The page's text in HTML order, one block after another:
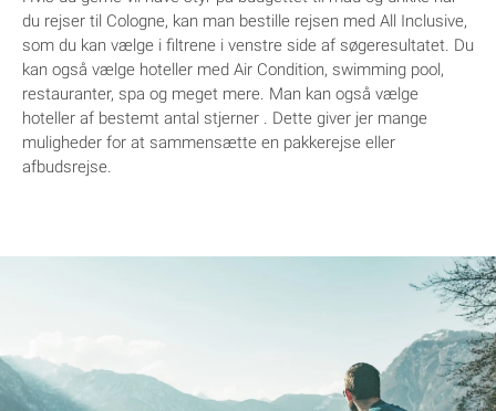
du rejser til Cologne, kan man bestille rejsen med All Inclusive,
som du kan vælge i filtrene i venstre side af søgeresultatet. Du
kan også vælge hoteller med Air Condition, swimming pool,
restauranter, spa og meget mere. Man kan også vælge
hoteller af bestemt antal stjerner . Dette giver jer mange
muligheder for at sammensætte en pakkerejse eller
afbudsrejse.